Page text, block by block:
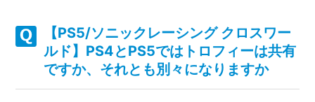
組んでゲームが進行しない場合があります
【PS5/ソニックレーシング クロスワールド】フェスタが開
催されない、フェスタのタイムスケジュールがおかしい
【PS5/ソニックレーシング クロスワー
ルド】PS4とPS5ではトロフィーは共有
ですか、それとも別々になりますか